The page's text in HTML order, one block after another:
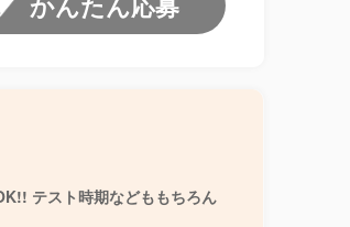
テスト時期などももちろん